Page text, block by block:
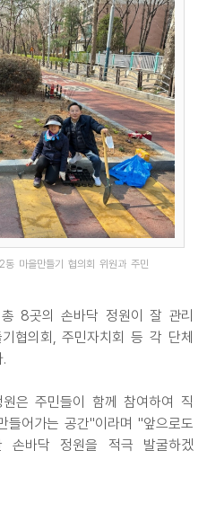
마을만들기 협의회 위원과 주민
8곳의 손바닥 정원이 잘 관리
협의회, 주민자치회 등 각 단체
은 주민들이 함께 참여하여 직
어가는 공간"이라며 "앞으로도
손바닥 정원을 적극 발굴하겠